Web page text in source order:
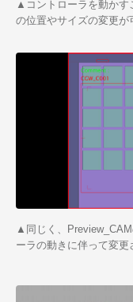
▲コントローラを動かす
の位置やサイズの変更
▲同じく、
ーラの動きに伴って変更